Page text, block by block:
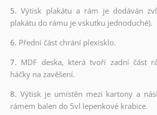
5.Výtisk plakátu a rám je dodáván
plakátu do rámu je vskutku jednoduché).
6. Přední část chrání plexisklo.
7. MDF deska, která tvoří zadní část
háčky na zavěšení.
8. Výtisk je umístěn mezi kartony a
rámem balen do 5vl lepenkové krabice.